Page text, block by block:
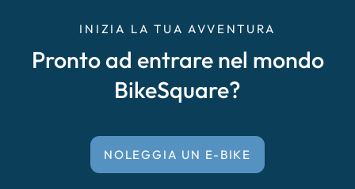
INIZIA LA TUA AVVENTURA
Pronto ad entrare nel mondo
BikeSquare?
NOLEGGIA UN E-BIKE